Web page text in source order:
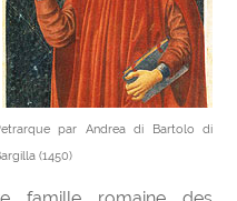
par Andrea di Bartolo di
(1450)